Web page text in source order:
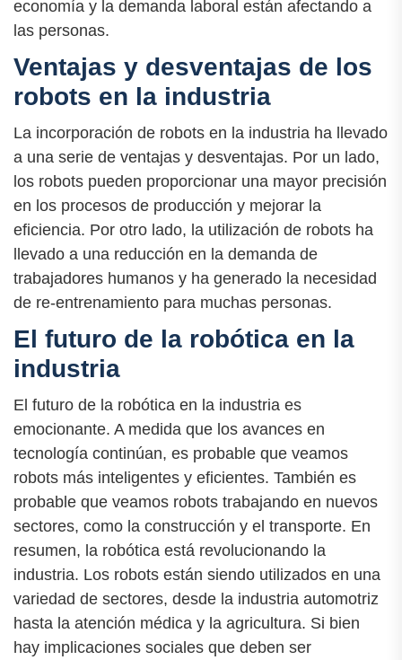
economía y la demanda laboral están afectando a
las personas.
Ventajas y desventajas de los
robots en la industria
La incorporación de robots en la industria ha llevado
a una serie de ventajas y desventajas. Por un lado,
los robots pueden proporcionar una mayor precisión
en los procesos de producción y mejorar la
eficiencia. Por otro lado, la utilización de robots ha
llevado a una reducción en la demanda de
trabajadores humanos y ha generado la necesidad
de re-entrenamiento para muchas personas.
El futuro de la robótica en la
industria
El futuro de la robótica en la industria es
emocionante. A medida que los avances en
tecnología continúan, es probable que veamos
robots más inteligentes y eficientes. También es
probable que veamos robots trabajando en nuevos
sectores, como la construcción y el transporte. En
resumen, la robótica está revolucionando la
industria. Los robots están siendo utilizados en una
variedad de sectores, desde la industria automotriz
hasta la atención médica y la agricultura. Si bien
hay implicaciones sociales que deben ser